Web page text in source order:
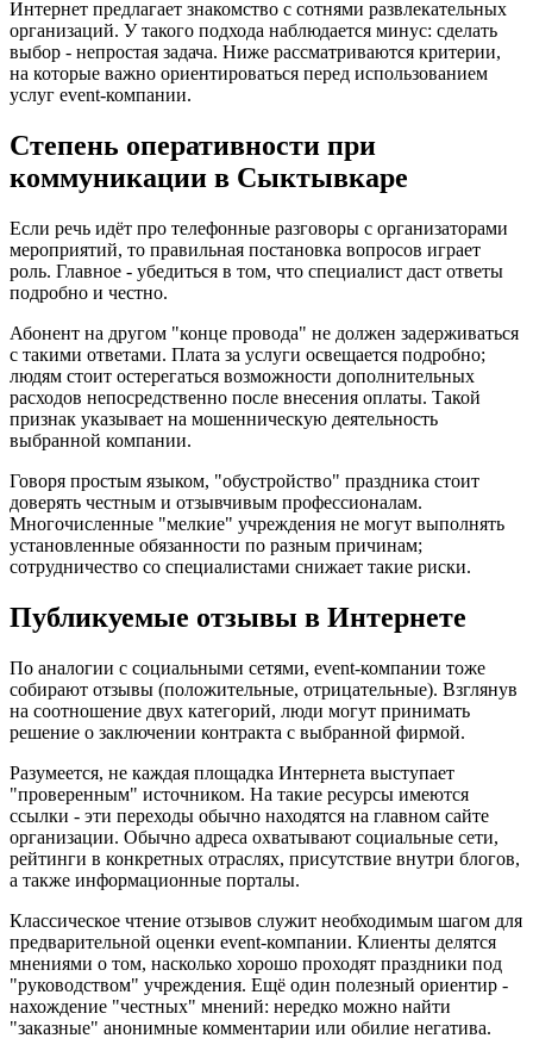
Интернет предлагает знакомство с сотнями развлекательных
организаций. У такого подхода наблюдается минус: сделать
выбор - непростая задача. Ниже рассматриваются критерии,
на которые важно ориентироваться перед использованием
услуг event-компании.
Степень оперативности при
коммуникации в Сыктывкаре
Если речь идёт про телефонные разговоры с организаторами
мероприятий, то правильная постановка вопросов играет
роль. Главное - убедиться в том, что специалист даст ответы
подробно и честно.
Абонент на другом "конце провода" не должен задерживаться
с такими ответами. Плата за услуги освещается подробно;
людям стоит остерегаться возможности дополнительных
расходов непосредственно после внесения оплаты. Такой
признак указывает на мошенническую деятельность
выбранной компании.
Говоря простым языком, "обустройство" праздника стоит
доверять честным и отзывчивым профессионалам.
Многочисленные "мелкие" учреждения не могут выполнять
установленные обязанности по разным причинам;
сотрудничество со специалистами снижает такие риски.
Публикуемые отзывы в Интернете
По аналогии с социальными сетями, event-компании тоже
собирают отзывы (положительные, отрицательные). Взглянув
на соотношение двух категорий, люди могут принимать
решение о заключении контракта с выбранной фирмой.
Разумеется, не каждая площадка Интернета выступает
"проверенным" источником. На такие ресурсы имеются
ссылки - эти переходы обычно находятся на главном сайте
организации. Обычно адреса охватывают социальные сети,
рейтинги в конкретных отраслях, присутствие внутри блогов,
а также информационные порталы.
Классическое чтение отзывов служит необходимым шагом для
предварительной оценки event-компании. Клиенты делятся
мнениями о том, насколько хорошо проходят праздники под
"руководством" учреждения. Ещё один полезный ориентир -
нахождение "честных" мнений: нередко можно найти
"заказные" анонимные комментарии или обилие негатива.